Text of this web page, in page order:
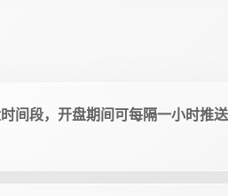
间段，开盘期间可每隔一小时推